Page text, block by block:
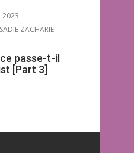
2023
ZACHARIE
ce passe-t-il
[Part 3]